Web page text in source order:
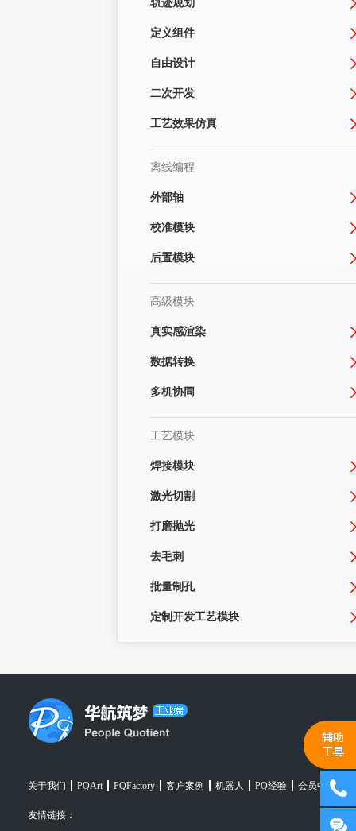
轨迹规划
定义组件
自由设计
二次开发
工艺效果仿真
离线编程
外部轴
校准模块
后置模块
高级模块
真实感渲染
数据转换
多机协同
工艺模块
焊接模块
激光切割
打磨抛光
去毛刺
批量制孔
定制开发工艺模块
关于我们 PQArt PQFactory 客户案例 机器人 PQ经验 会员中心
友情链接：